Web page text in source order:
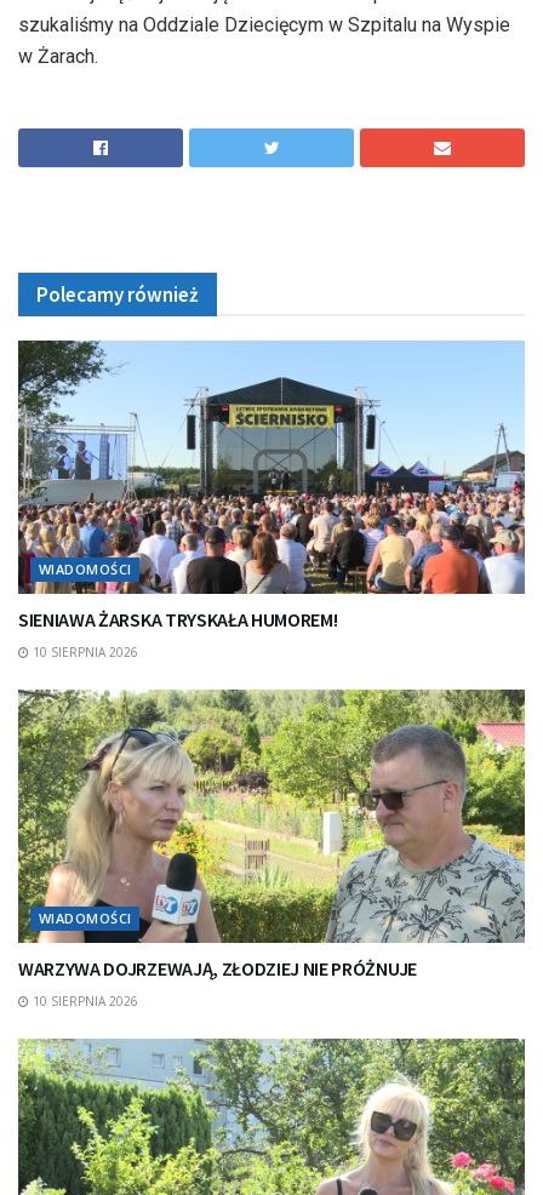
szukaliśmy na Oddziale Dziecięcym w Szpitalu na Wyspie
w Żarach.
Polecamy również
WIADOMOŚCI
SIENIAWA ŻARSKA TRYSKAŁA HUMOREM!
10 SIERPNIA 2026
WIADOMOŚCI
WARZYWA DOJRZEWAJĄ, ZŁODZIEJ NIE PRÓŻNUJE
10 SIERPNIA 2026